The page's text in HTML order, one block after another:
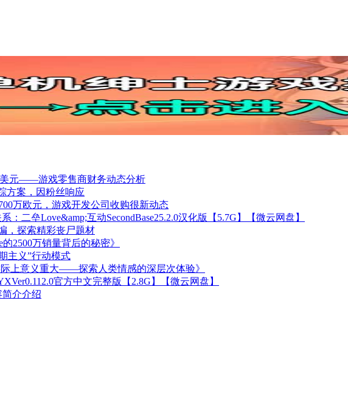
美元——游戏零售商财务动态分析
方案，因粉丝响应
万欧元，游戏开发公司收购很新动态
：二垒Love&amp;互动SecondBase25.2.0汉化版【5.7G】【微云网盘】
，探索精彩丧尸题材
2500万销量背后的秘密》
主义”行动模式
际上意义重大——探索人类情感的深层次体验》
官方中文完整版【2.8G】【微云网盘】
介介绍